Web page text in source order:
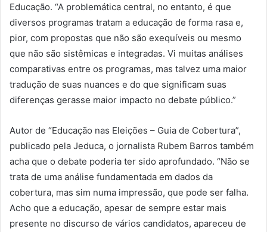
Educação. “A problemática central, no entanto, é que
diversos programas tratam a educação de forma rasa e,
pior, com propostas que não são exequíveis ou mesmo
que não são sistêmicas e integradas. Vi muitas análises
comparativas entre os programas, mas talvez uma maior
tradução de suas nuances e do que significam suas
diferenças gerasse maior impacto no debate público.”
Autor de “Educação nas Eleições – Guia de Cobertura”,
publicado pela Jeduca, o jornalista Rubem Barros também
acha que o debate poderia ter sido aprofundado. “Não se
trata de uma análise fundamentada em dados da
cobertura, mas sim numa impressão, que pode ser falha.
Acho que a educação, apesar de sempre estar mais
presente no discurso de vários candidatos, apareceu de